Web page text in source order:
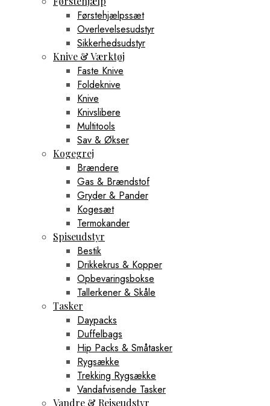
Førstehjælpssæt
Overlevelsesudstyr
Sikkerhedsudstyr
Knive & Værktøj
Faste Knive
Foldeknive
Knive
Knivslibere
Multitools
Sav & Økser
Kogegrej
Brændere
Gas & Brændstof
Gryder & Pander
Kogesæt
Termokander
Spiseudstyr
Bestik
Drikkekrus & Kopper
Opbevaringsbokse
Tallerkener & Skåle
Tasker
Daypacks
Duffelbags
Hip Packs & Småtasker
Rygsække
Trekking Rygsække
Vandafvisende Tasker
Vandre & Rejseudstyr